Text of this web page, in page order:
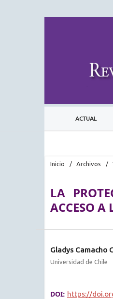
ACTUAL
Inicio / Archivos /
LA
ACCESO
Gladys Camacho
Universidad de Chile
DOI: https://